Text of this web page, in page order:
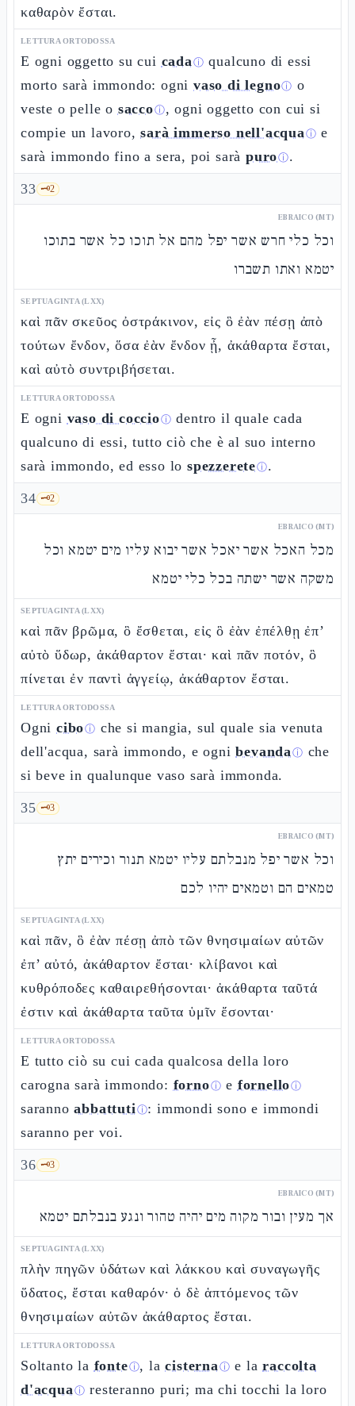
καθαρὸν ἔσται.
LETTURA ORTODOSSA
E ogni oggetto su cui cadaⓘ qualcuno di essi
morto sarà immondo: ognivaso di legnoⓘ o
veste o pelle o saccoⓘ, ogni oggetto con cui si
compie un lavoro,sarà immerso nell'acquaⓘ e
sarà immondo fino a sera, poi saràpuroⓘ.
33 🗝️2
EBRAICO (MT)
וכל כלי חרש אשר יפל מהם אל תוכו כל אשר בתוכו
יטמא ואתו תשברו
SEPTUAGINTA (LXX)
καὶ πᾶν σκεῦος ὀστράκινον, εἰς ὃ ἐὰν πέσῃ ἀπὸ
τούτων ἔνδον, ὅσα ἐὰν ἔνδον ᾖ, ἀκάθαρτα ἔσται,
καὶ αὐτὸ συντριβήσεται.
LETTURA ORTODOSSA
E ogni vaso di coccioⓘ dentro il quale cada
qualcuno di essi, tutto ciò che è al suo interno
sarà immondo, ed esso lospezzereteⓘ.
34 🗝️2
EBRAICO (MT)
מכל האכל אשר יאכל אשר יבוא עליו מים יטמא וכל
משקה אשר ישתה בכל כלי יטמא
SEPTUAGINTA (LXX)
καὶ πᾶν βρῶμα, ὃ ἔσθεται, εἰς ὃ ἐὰν ἐπέλθῃ ἐπ’
αὐτὸ ὕδωρ, ἀκάθαρτον ἔσται· καὶ πᾶν ποτόν, ὃ
πίνεται ἐν παντὶ ἀγγείῳ, ἀκάθαρτον ἔσται.
LETTURA ORTODOSSA
Ogni ciboⓘ che si mangia, sul quale sia venuta
dell'acqua, sarà immondo, e ognibevandaⓘ che
si beve in qualunque vaso sarà immonda.
35 🗝️3
EBRAICO (MT)
וכל אשר יפל מנבלתם עליו יטמא תנור וכירים יתץ
טמאים הם וטמאים יהיו לכם
SEPTUAGINTA (LXX)
καὶ πᾶν, ὃ ἐὰν πέσῃ ἀπὸ τῶν θνησιμαίων αὐτῶν
ἐπ’ αὐτό, ἀκάθαρτον ἔσται· κλίβανοι καὶ
κυθρόποδες καθαιρεθήσονται· ἀκάθαρτα ταῦτά
ἐστιν καὶ ἀκάθαρτα ταῦτα ὑμῖν ἔσονται·
LETTURA ORTODOSSA
E tutto ciò su cui cada qualcosa della loro
carogna sarà immondo: fornoⓘ e fornelloⓘ
sarannoabbattutiⓘ: immondi sono e immondi
saranno per voi.
36 🗝️3
EBRAICO (MT)
אך מעין ובור מקוה מים יהיה טהור ונגע בנבלתם יטמא
SEPTUAGINTA (LXX)
πλὴν πηγῶν ὑδάτων καὶ λάκκου καὶ συναγωγῆς
ὕδατος, ἔσται καθαρόν· ὁ δὲ ἁπτόμενος τῶν
θνησιμαίων αὐτῶν ἀκάθαρτος ἔσται.
LETTURA ORTODOSSA
Soltanto la fonteⓘ, lacisternaⓘ e laraccolta
d'acquaⓘ resteranno puri; ma chi tocchi la loro